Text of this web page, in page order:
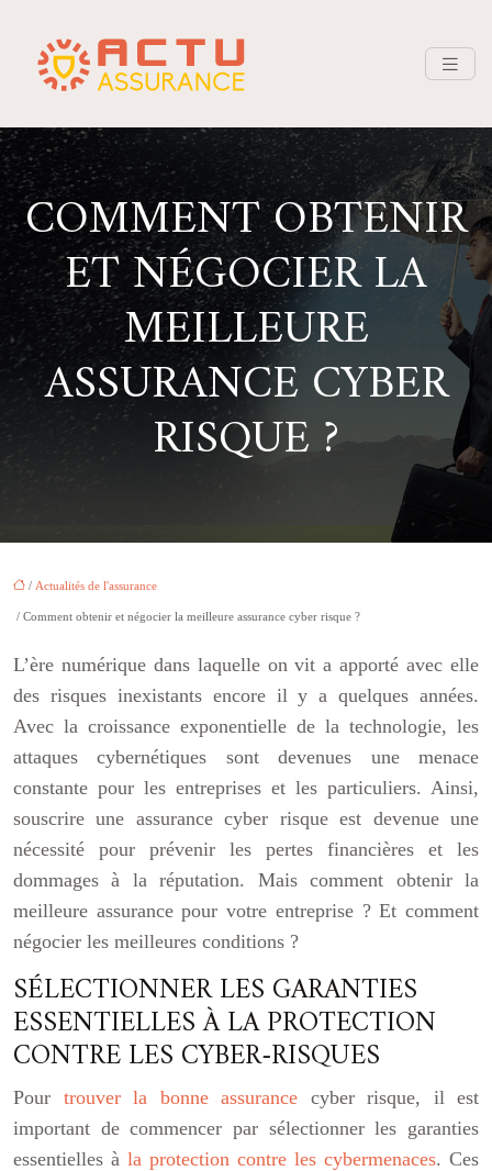
COMMENT OBTENIR
ET NÉGOCIER LA
MEILLEURE
ASSURANCE CYBER
RISQUE ?
/ Actualités de l'assurance
/ Comment obtenir et négocier la meilleure assurance cyber risque ?
L’ère numérique dans laquelle on vit a apporté avec elle
des risques inexistants encore il y a quelques années.
Avec la croissance exponentielle de la technologie, les
attaques cybernétiques sont devenues une menace
constante pour les entreprises et les particuliers. Ainsi,
souscrire une assurance cyber risque est devenue une
nécessité pour prévenir les pertes financières et les
dommages à la réputation. Mais comment obtenir la
meilleure assurance pour votre entreprise ? Et comment
négocier les meilleures conditions ?
SÉLECTIONNER LES GARANTIES
ESSENTIELLES À LA PROTECTION
CONTRE LES CYBER-RISQUES
Pour trouver la bonne assurance cyber risque, il est
important de commencer par sélectionner les garanties
essentielles à la protection contre les cybermenaces. Ces